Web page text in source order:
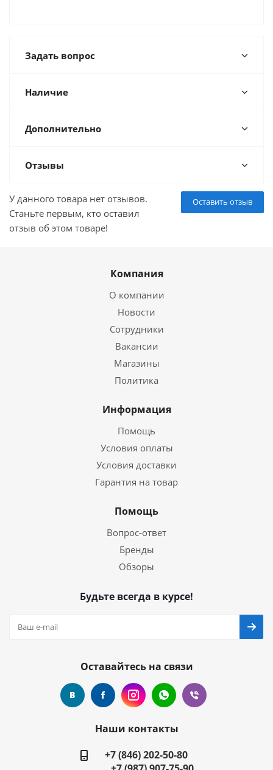
Задать вопрос
Наличие
Дополнительно
Отзывы
Оставить отзыв
У данного товара нет отзывов.
Станьте первым, кто оставил
отзыв об этом товаре!
Компания
О компании
Новости
Сотрудники
Вакансии
Магазины
Политика
Информация
Помощь
Условия оплаты
Условия доставки
Гарантия на товар
Помощь
Вопрос-ответ
Бренды
Обзоры
Будьте всегда в курсе!
Оставайтесь на связи
Наши контакты
+7 (846) 202-50-80